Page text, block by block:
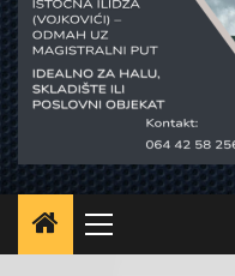
Primary
Menu